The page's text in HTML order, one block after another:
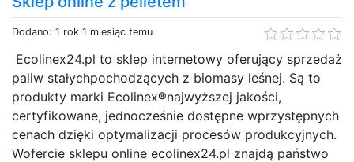
Dodano: 1 rok 1 miesiąc temu
Ecolinex24.pl to sklep internetowy oferujący sprzedaż
paliw stałychpochodzących z biomasy leśnej. Są to
produkty marki Ecolinex®najwyższej jakości,
certyfikowane, jednocześnie dostępne wprzystępnych
cenach dzięki optymalizacji procesów produkcyjnych.
Wofercie sklepu online ecolinex24.pl znajdą państwo